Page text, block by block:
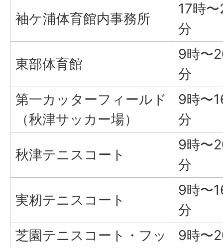
袖ケ浦体育館内事務所
17時
分
東部体育館
9時〜
分
第一カッターフィールド
（秋津サッカー場）
9時〜
分
秋津テニスコート
9時〜
分
実籾テニスコート
9時〜
分
芝園テニスコート・フッ
9時〜